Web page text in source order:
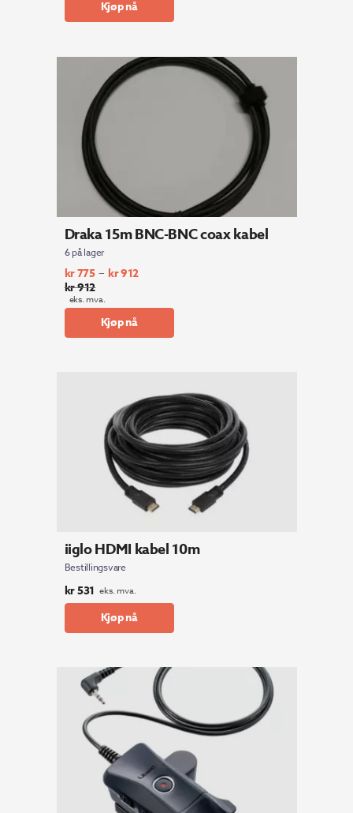
Kjøp nå
Draka 15m BNC-BNC coax kabel
6 på lager
kr912
kr775– kr912
eks. mva.
Kjøp nå
iiglo HDMI kabel 10m
Bestillingsvare
kr531 eks. mva.
Kjøp nå